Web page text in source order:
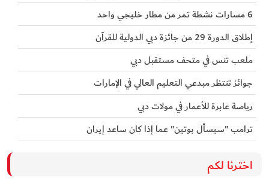
6 مسارات نشطة تمر من مطار خليجي واحد
إطلاق الدورة 29 من جائزة دبي الدولية للقرآن
ملعب تنس في متحف مستقبل دبي
جوائز تنتظر مبدعي التعليم العالي في الإمارات
رياصة عابرة للأعمار في مولات دبي
ترامب "سيسأل بوتين" عما إذا كان ساعد إيران
اخترنا لكم